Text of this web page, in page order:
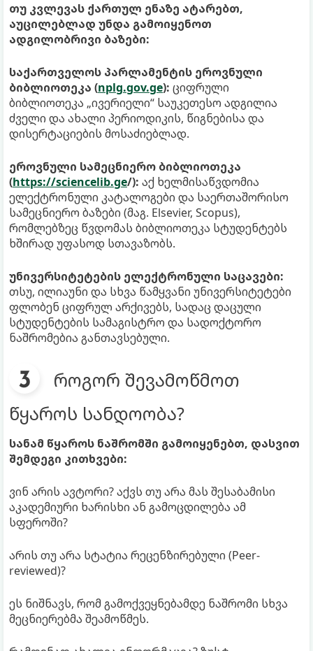
თუ კვლევას ქართულ ენაზე ატარებთ,
აუცილებლად უნდა გამოიყენოთ
ადგილობრივი ბაზები:
საქართველოს პარლამენტის ეროვნული
ბიბლიოთეკა (nplg.gov.ge): ციფრული
ბიბლიოთეკა „ივერიელი“ საუკეთესო ადგილია
ძველი და ახალი პერიოდიკის, წიგნებისა და
დისერტაციების მოსაძიებლად.
ეროვნული სამეცნიერო ბიბლიოთეკა
(https://sciencelib.ge/): აქ ხელმისაწვდომია
ელექტრონული კატალოგები და საერთაშორისო
სამეცნიერო ბაზები (მაგ. Elsevier, Scopus),
რომლებზეც წვდომას ბიბლიოთეკა სტუდენტებს
ხშირად უფასოდ სთავაზობს.
უნივერსიტეტების ელექტრონული საცავები:
თსუ, ილიაუნი და სხვა წამყვანი უნივერსიტეტები
ფლობენ ციფრულ არქივებს, სადაც დაცული
სტუდენტების სამაგისტრო და სადოქტორო
ნაშრომებია განთავსებული.
როგორ შევამოწმოთ
წყაროს სანდოობა?
სანამ წყაროს ნაშრომში გამოიყენებთ, დასვით
შემდეგი კითხვები:
ვინ არის ავტორი? აქვს თუ არა მას შესაბამისი
აკადემიური ხარისხი ან გამოცდილება ამ
სფეროში?
არის თუ არა სტატია რეცენზირებული (Peer-
reviewed)?
ეს ნიშნავს, რომ გამოქვეყნებამდე ნაშრომი სხვა
მეცნიერებმა შეამოწმეს.